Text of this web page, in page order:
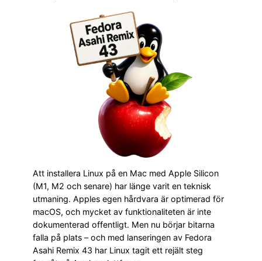
Att installera Linux på en Mac med Apple Silicon
(M1, M2 och senare) har länge varit en teknisk
utmaning. Apples egen hårdvara är optimerad för
macOS, och mycket av funktionaliteten är inte
dokumenterad offentligt. Men nu börjar bitarna
falla på plats – och med lanseringen av Fedora
Asahi Remix 43 har Linux tagit ett rejält steg